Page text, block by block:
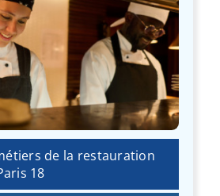
de la restauration
18